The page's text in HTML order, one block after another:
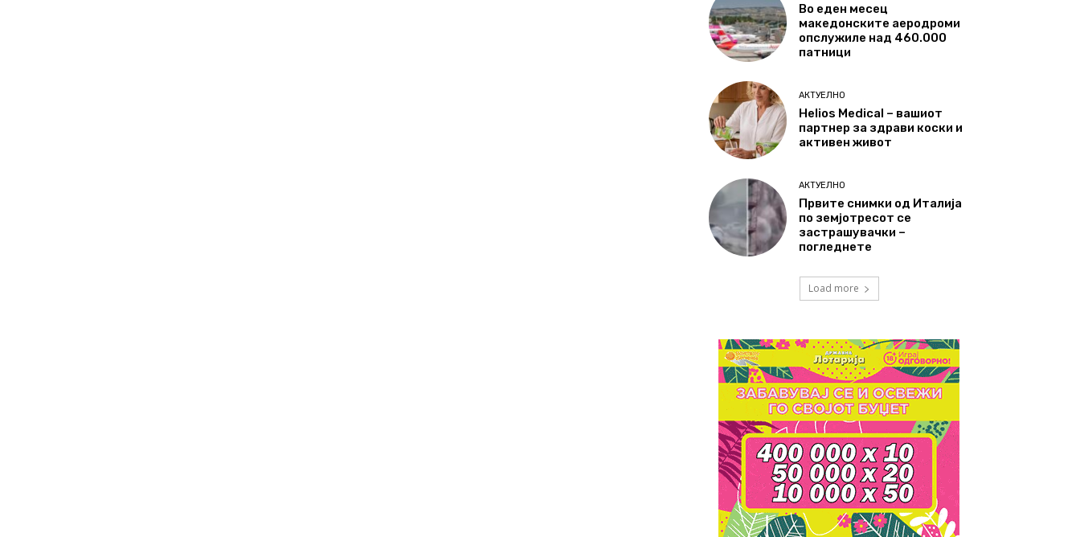
Во еден месец
македонските аеродроми
опслужиле над 460.000
патници
АКТУЕЛНО
Helios Medical – вашиот
партнер за здрави коски и
активен живот
АКТУЕЛНО
Првите снимки од Италија
по земјотресот се
застрашувачки –
погледнете
Load more